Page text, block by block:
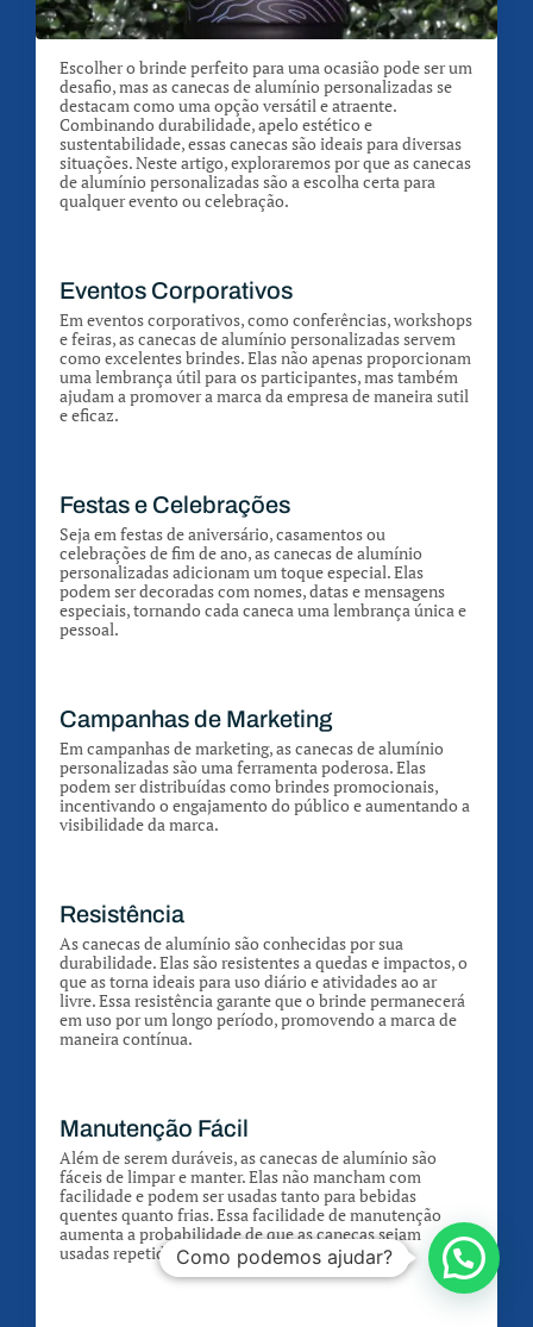
Escolher o brinde perfeito para uma ocasião pode ser um
desafio, mas as canecas de alumínio personalizadas se
destacam como uma opção versátil e atraente.
Combinando durabilidade, apelo estético e
sustentabilidade, essas canecas são ideais para diversas
situações. Neste artigo, exploraremos por que as canecas
de alumínio personalizadas são a escolha certa para
qualquer evento ou celebração.
Eventos Corporativos
Em eventos corporativos, como conferências, workshops
e feiras, as canecas de alumínio personalizadas servem
como excelentes brindes. Elas não apenas proporcionam
uma lembrança útil para os participantes, mas também
ajudam a promover a marca da empresa de maneira sutil
e eficaz.
Festas e Celebrações
Seja em festas de aniversário, casamentos ou
celebrações de fim de ano, as canecas de alumínio
personalizadas adicionam um toque especial. Elas
podem ser decoradas com nomes, datas e mensagens
especiais, tornando cada caneca uma lembrança única e
pessoal.
Campanhas de Marketing
Em campanhas de marketing, as canecas de alumínio
personalizadas são uma ferramenta poderosa. Elas
podem ser distribuídas como brindes promocionais,
incentivando o engajamento do público e aumentando a
visibilidade da marca.
Resistência
As canecas de alumínio são conhecidas por sua
durabilidade. Elas são resistentes a quedas e impactos, o
que as torna ideais para uso diário e atividades ao ar
livre. Essa resistência garante que o brinde permanecerá
em uso por um longo período, promovendo a marca de
maneira contínua.
Manutenção Fácil
Além de serem duráveis, as canecas de alumínio são
fáceis de limpar e manter. Elas não mancham com
facilidade e podem ser usadas tanto para bebidas
quentes quanto frias. Essa facilidade de manutenção
aumenta a probabilidade de que as canecas sejam
usadas repetidamente.Como podemos ajudar?